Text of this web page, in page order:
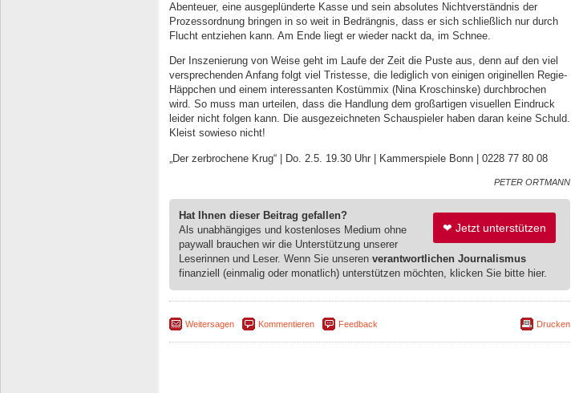
Abenteuer, eine ausgeplünderte Kasse und sein absolutes Nichtverständnis der
Prozessordnung bringen in so weit in Bedrängnis, dass er sich schließlich nur durch
Flucht entziehen kann. Am Ende liegt er wieder nackt da, im Schnee.
Der Inszenierung von Weise geht im Laufe der Zeit die Puste aus, denn auf den viel
versprechenden Anfang folgt viel Tristesse, die lediglich von einigen originellen Regie-
Häppchen und einem interessanten Kostümmix (Nina Kroschinske) durchbrochen
wird. So muss man urteilen, dass die Handlung dem großartigen visuellen Eindruck
leider nicht folgen kann. Die ausgezeichneten Schauspieler haben daran keine Schuld.
Kleist sowieso nicht!
„Der zerbrochene Krug“ | Do. 2.5. 19.30 Uhr | Kammerspiele Bonn | 0228 77 80 08
PETER ORTMANN
❤ Jetzt unterstützen
Hat Ihnen dieser Beitrag gefallen?
Als unabhängiges und kostenloses Medium ohne
paywall brauchen wir die Unterstützung unserer
Leserinnen und Leser. Wenn Sie unseren verantwortlichen Journalismus
finanziell (einmalig oder monatlich) unterstützen möchten, klicken Sie bitte hier.
Weitersagen Kommentieren Feedback Drucken